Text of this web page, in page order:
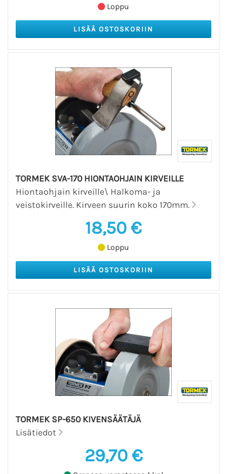
Loppu
TORMEK SVA-170 HIONTAOHJAIN KIRVEILLE
Hiontaohjain kirveille\ Halkoma- ja
veistokirveille. Kirveen suurin koko 170mm.
18,50 €
Loppu
TORMEK SP-650 KIVENSÄÄTÄJÄ
Lisätiedot
29,70 €